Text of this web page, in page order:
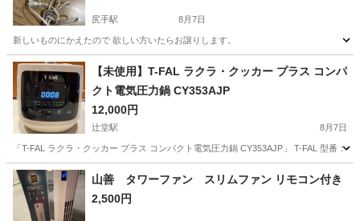
尻手駅 8月7日
新しいものにかえたので 欲しい方いたらお譲りします。
神奈川 川崎市 尻手駅 美容家電 ドライヤー
【未使用】T-FAL ラクラ・クッカー プラス コンパ
クト電気圧力鍋 CY353AJP
12,000円
辻堂駅 8月7日
「T-FAL ラクラ・クッカー プラス コンパクト電気圧力鍋 CY353AJP」 T-FAL 型番
神奈川 藤沢市 辻堂駅
山善 タワーファン スリムファン リモコン付き
2,500円